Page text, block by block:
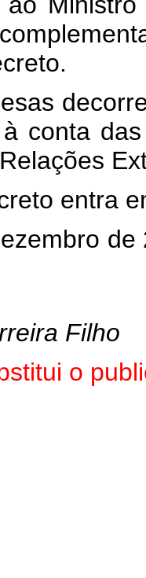
conta
entra
de
Filho
o